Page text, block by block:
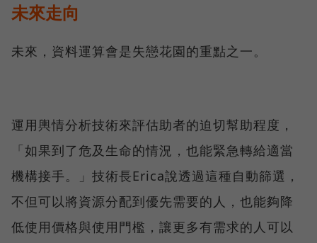
未來走向
未來，資料運算會是失戀花園的重點之一。
運用輿情分析技術來評估助者的迫切幫助程度，
「如果到了危及生命的情況，也能緊急轉給適當
機構接手。」技術長Erica說透過這種自動篩選，
不但可以將資源分配到優先需要的人，也能夠降
低使用價格與使用門檻，讓更多有需求的人可以